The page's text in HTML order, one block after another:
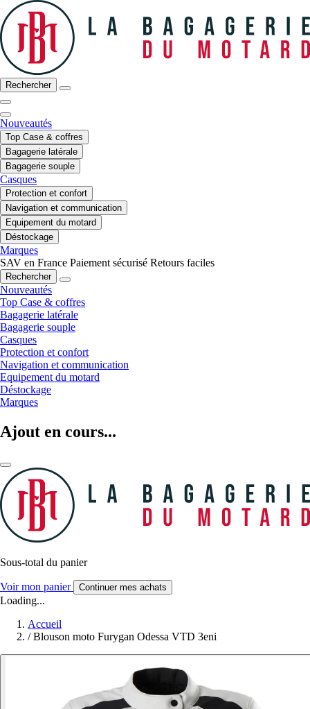
Rechercher
Nouveautés
Top Case & coffres
Bagagerie latérale
Bagagerie souple
Casques
Protection et confort
Navigation et communication
Equipement du motard
Déstockage
Marques
SAV en France Paiement sécurisé Retours faciles
Rechercher
Nouveautés
Top Case & coffres
Bagagerie latérale
Bagagerie souple
Casques
Protection et confort
Navigation et communication
Equipement du motard
Déstockage
Marques
Ajout en cours...
Sous-total du panier
Voir mon panier Continuer mes achats
Loading...
Accueil
/ Blouson moto Furygan Odessa VTD 3eni